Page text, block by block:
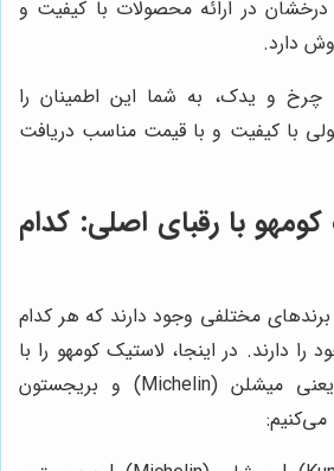
در ارائه محصولات با کیفیت و
دارد.
چرخ و یدک، به شما این اطمینان را
با کیفیت و با قیمت مناسب دریافت
با رقبای اصلی: کدام
برندهای مختلفی وجود دارند که هر کدام
دارند. در اینجا، لاستیک کومهو را با
دو رقیب اصلی آن، یعنی میشلن (Michelin) و بریجستون